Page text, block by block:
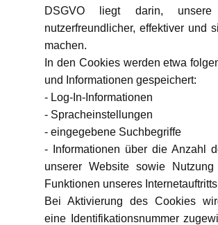
DSGVO liegt darin, unsere
nutzerfreundlicher, effektiver und
machen.
In den Cookies werden etwa
und Informationen gespeichert:
- Log-In-Informationen
- Spracheinstellungen
- eingegebene Suchbegriffe
- Informationen über die Anzahl
unserer Website sowie Nutzung
Funktionen unseres
Bei Aktivierung des Cookies
eine Identifikationsnummer